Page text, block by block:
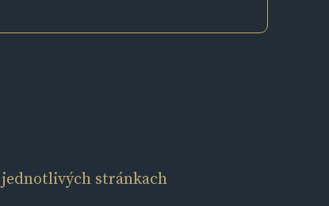
stránkach